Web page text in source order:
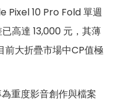
Pixel 10 Pro Fold 單週
高達 13,000 元，其薄
前大折疊市場中CP值極
重度影音創作與檔案